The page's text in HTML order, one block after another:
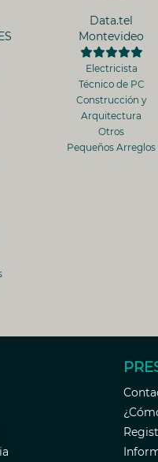
Data.tel
Montevideo
Electricista
Técnico de PC
Construcción y
Arquitectura
Otros
Pequeños Arreglos